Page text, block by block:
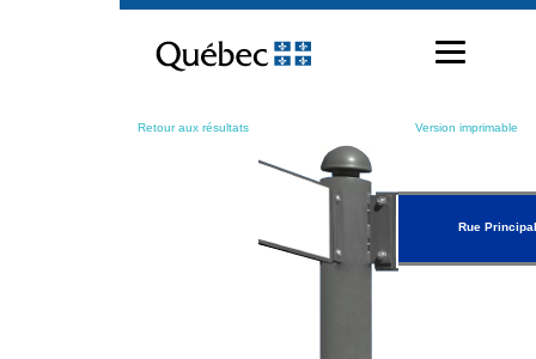
contenu
Retour aux résultats Version imprimable
Rue